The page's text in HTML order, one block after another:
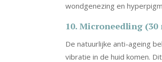
wondgenezing en
10. Microneedling (30
De natuurlijke anti-ageing
vibratie in de huid komen.